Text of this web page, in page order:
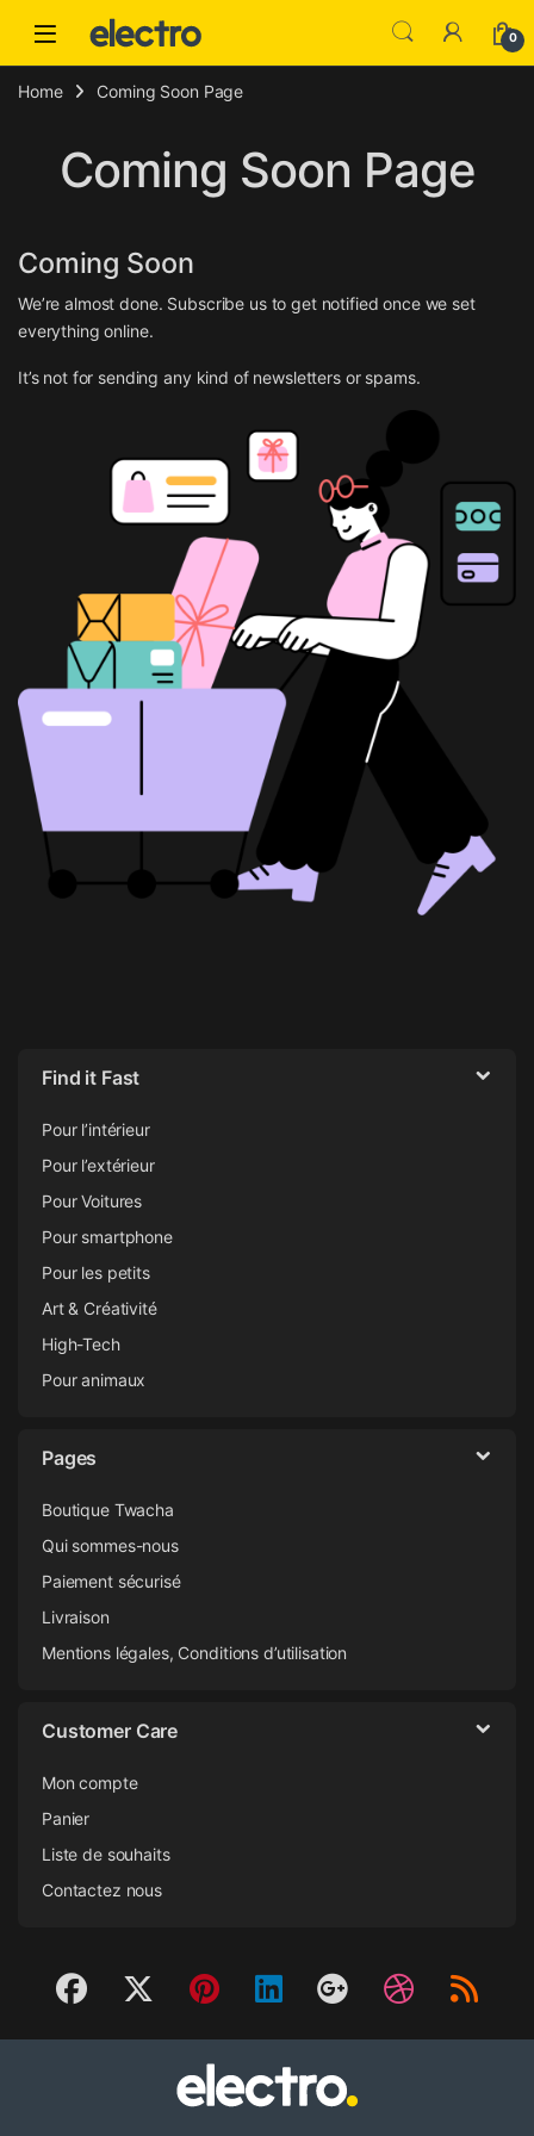
0
Home Coming Soon Page
Coming Soon Page
Coming Soon
We’re almost done. Subscribe us to get notified once we set
everything online.
It’s not for sending any kind of newsletters or spams.
Find it Fast
Pour l’intérieur
Pour l’extérieur
Pour Voitures
Pour smartphone
Pour les petits
Art & Créativité
High-Tech
Pour animaux
Pages
Boutique Twacha
Qui sommes-nous
Paiement sécurisé
Livraison
Mentions légales, Conditions d’utilisation
Customer Care
Mon compte
Panier
Liste de souhaits
Contactez nous